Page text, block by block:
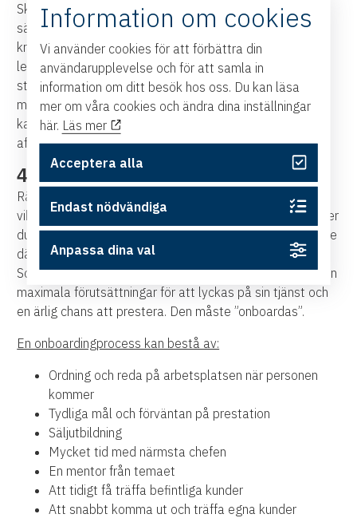
Skapa därför ett SLA (service level agreement) mellan
sälj och marknad. Ett avtal där sälj och marknad ställer
krav på varandra och är överens om vad som ska
levereras. Ett SLA hjälper er att vara på samma nivå och
sträva mot samma mål. Som kommer resultera i att
marknad levererar de leads säljarna vill ha. Och säljarna
kan fokusera på det som de är bäst på. Att stänga
affärer.
4. Onboarding vid nyanställning
Rätt person på rätt plats. Vi var inne på det tidigare –
vikten av att skapa ett dreamteam. Dreamteamet bygger
du upp med hjälp av rätt rekryteringar. Men det slutar inte
där. För det är där och då er gemensamma resa börjar.
Som säljledare har du skyldighet att ge den nya personen
maximala förutsättningar för att lyckas på sin tjänst och
en ärlig chans att prestera. Den måste ”onboardas”.
En onboardingprocess kan bestå av:
Ordning och reda på arbetsplatsen när personen
kommer
Tydliga mål och förväntan på prestation
Säljutbildning
Mycket tid med närmsta chefen
En mentor från temaet
Att tidigt få träffa befintliga kunder
Att snabbt komma ut och träffa egna kunder
Information om cookies
Vi använder cookies för att förbättra din
användarupplevelse och för att samla in
information om ditt besök hos oss. Du kan läsa
mer om våra cookies och ändra dina inställningar
här. Läs mer
Acceptera alla
Endast nödvändiga
Anpassa dina val